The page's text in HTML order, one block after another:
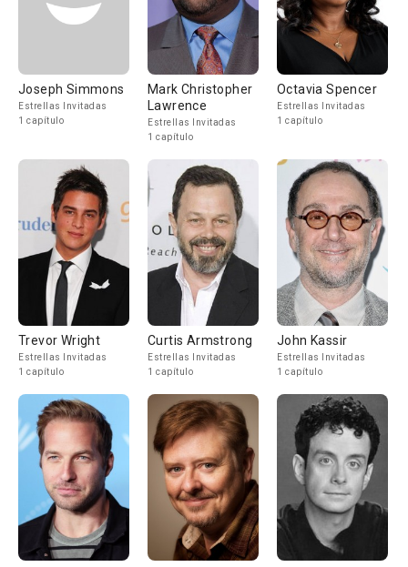
Joseph Simmons
Estrellas Invitadas
1 capítulo
Mark Christopher
Lawrence
Estrellas Invitadas
1 capítulo
Octavia Spencer
Estrellas Invitadas
1 capítulo
Trevor Wright
Estrellas Invitadas
1 capítulo
Curtis Armstrong
Estrellas Invitadas
1 capítulo
John Kassir
Estrellas Invitadas
1 capítulo